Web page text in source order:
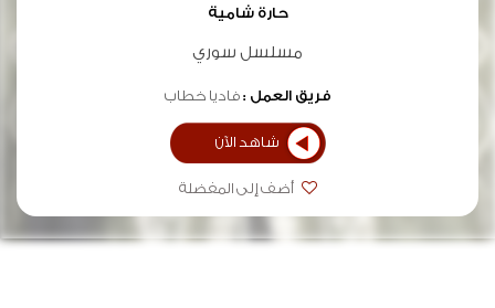
حارة شامية
مسلسل سوري
فريق العمل :فاديا خطاب
شاهد الآن
أضف إلى المفضلة